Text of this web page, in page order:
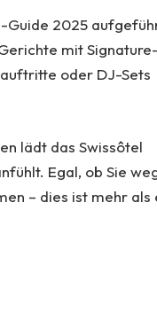
Guide 2025
mit Signature-
oder DJ-Sets
lädt das Swissôtel
Egal, ob Sie
– dies ist mehr als